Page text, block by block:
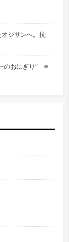
ジサンへ。抗
のおにぎり” ※